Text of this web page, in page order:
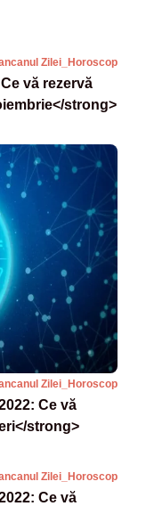
Zilei_Horoscop
vă rezervă
strong>
Zilei_Horoscop
Ce vă
strong>
Zilei_Horoscop
Ce vă